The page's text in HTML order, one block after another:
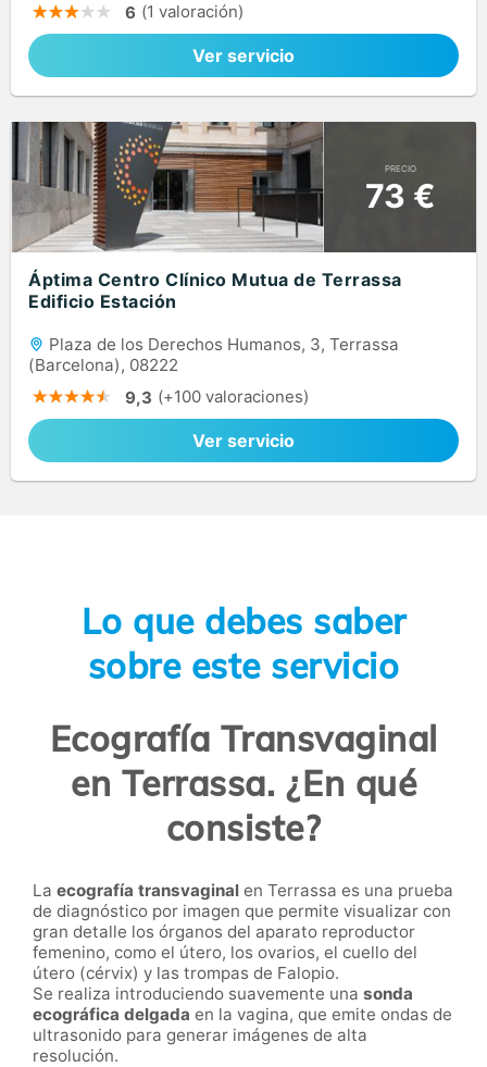
6 (1 valoración)
Ver servicio
PRECIO
73 €
Áptima Centro Clínico Mutua de Terrassa
Edificio Estación
Plaza de los Derechos Humanos, 3, Terrassa
(Barcelona), 08222
9,3 (+100 valoraciones)
Ver servicio
Lo que debes saber
sobre este servicio
Ecografía Transvaginal
en Terrassa. ¿En qué
consiste?
La ecografía transvaginal en Terrassa es una prueba
de diagnóstico por imagen que permite visualizar con
gran detalle los órganos del aparato reproductor
femenino, como el útero, los ovarios, el cuello del
útero (cérvix) y las trompas de Falopio.
Se realiza introduciendo suavemente una sonda
ecográfica delgada en la vagina, que emite ondas de
ultrasonido para generar imágenes de alta
resolución.